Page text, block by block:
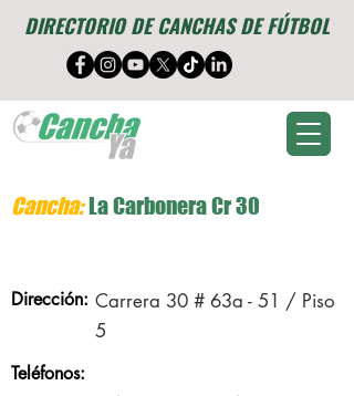
DIRECTORIO DE CANCHAS DE FÚTBOL
Cancha: La Carbonera Cr 30
Dirección: Carrera 30 # 63a - 51 / Piso
5
Teléfonos: